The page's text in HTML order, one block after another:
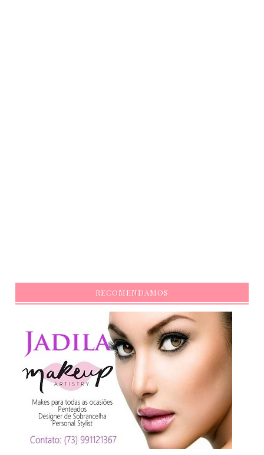
RECOMENDAMOS